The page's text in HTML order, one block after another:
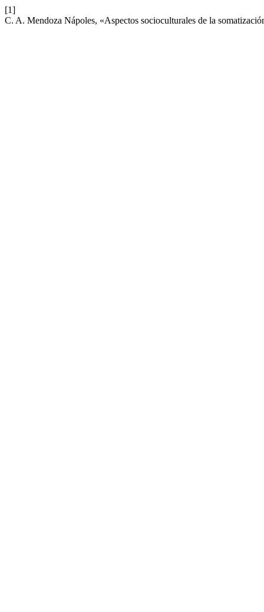
[1]
C. A. Mendoza Nápoles, «Aspectos socioculturales de la